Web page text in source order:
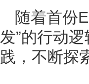
随着首份
发”的行动
践，不断探